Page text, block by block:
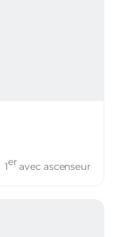
1eravec ascenseur